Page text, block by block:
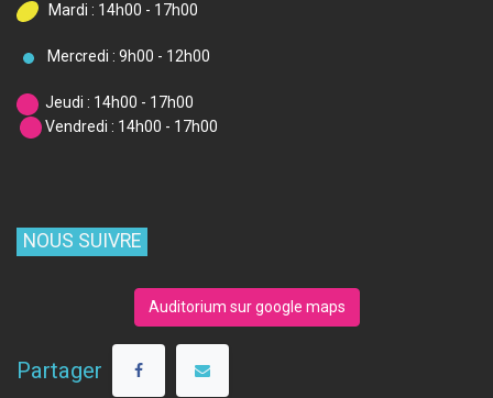
Mardi : 14h00 - 17h00
Mercredi : 9h00 - 12h00
Jeudi : 14h00 - 17h00
Vendredi : 14h00 - 17h00
NOUS SUIVRE
Auditorium sur google maps
Partager